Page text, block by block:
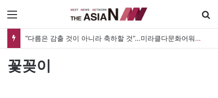
“다름은 감출 것이 아니라 축하할 것”…미라클다문화어워드가 그리는 ‘공존’의 미래
꽃꽂이